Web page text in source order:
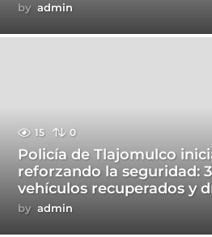
by admin
15 0
Policía de Tlajomulco
reforzando la seguridad:
vehículos recuperados y
by admin